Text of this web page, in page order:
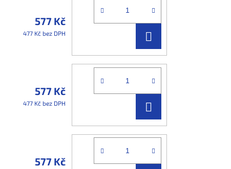
577 Kč
477 Kč bez DPH
KOŠÍKU
577 Kč
477 Kč bez DPH
KOŠÍKU
577 Kč